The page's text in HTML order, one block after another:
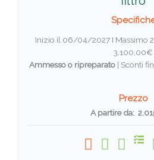
Inizio il 06/04/2027 I Massimo
3.100,00€
Ammesso o ripreparato| Sconti
Prezzo
A partire da: